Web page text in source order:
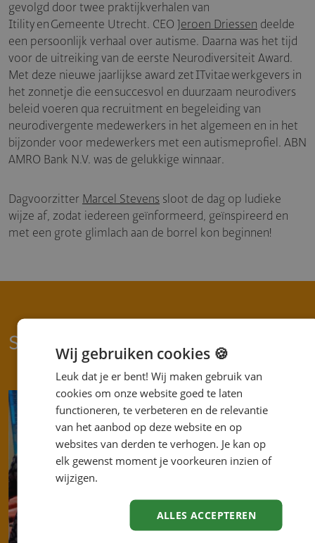
gevolgd door twee praktijkverhalen van
Itility en Gemeente Utrecht. CEO Jeroen Driessen deelde
een persoonlijk verhaal over autisme. Daarna was het tijd
voor de uitreiking van de eerste Neurodiversiteit Award.
Met deze nieuwe jaarlijkse award zet ITvitae werkgevers in
het zonnetje die een succesvol en duurzaam neurodivers
beleid voeren qua recruitment en begeleiding van
neurodivergente medewerkers in het algemeen en in het
bijzonder voor medewerkers met een autismeprofiel. ABN
AMRO Bank N.V. was de gelukkige winnaar.
Dagvoorzitter Marcel Stevens sloot de dag op ludieke
wijze af, zodat iedereen geïnformeerd, geïnspireerd en
met een grote glimlach aan de borrel kon beginnen!
Sfeerimpressie
Wij gebruiken cookies 🍪
Leuk dat je er bent! Wij maken gebruik van
cookies om onze website goed te laten
functioneren, te verbeteren en de relevantie
van het aanbod op deze website en op
websites van derden te verhogen. Je kan op
elk gewenst moment je voorkeuren inzien of
wijzigen.
ALLES ACCEPTEREN